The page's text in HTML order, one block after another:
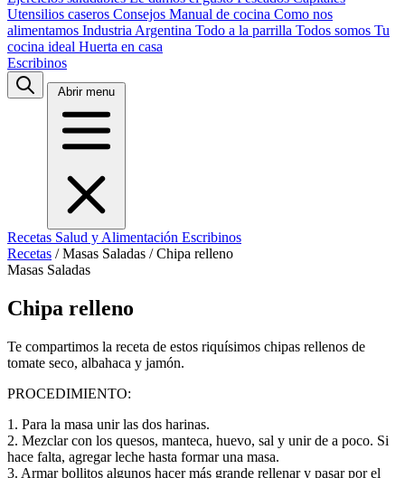
Utensilios caseros Consejos Manual de cocina Como nos
alimentamos Industria Argentina Todo a la parrilla Todos somos Tu
cocina ideal Huerta en casa
Escribinos
Abrir menu
Recetas Salud y Alimentación Escribinos
Recetas / Masas Saladas / Chipa relleno
Masas Saladas
Chipa relleno
Te compartimos la receta de estos riquísimos chipas rellenos de
tomate seco, albahaca y jamón.
PROCEDIMIENTO:
1. Para la masa unir las dos harinas.
2. Mezclar con los quesos, manteca, huevo, sal y unir de a poco. Si
hace falta, agregar leche hasta formar una masa.
3. Armar bollitos algunos hacer más grande rellenar y pasar por el